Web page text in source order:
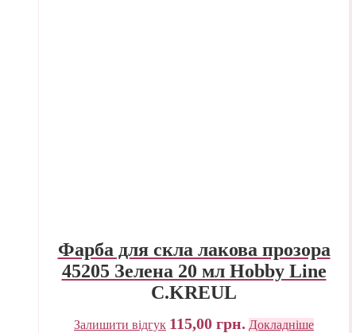
Фарба для скла лакова прозора
45205 Зелена 20 мл Hobby Line
C.KREUL
Залишити відгук 115,00 грн. Докладніше